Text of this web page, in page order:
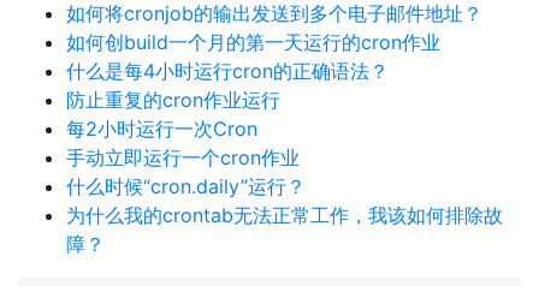
如何将cronjob的输出发送到多个电子邮件地址？
如何创build一个月的第一天运行的cron作业
什么是每4小时运行cron的正确语法？
防止重复的cron作业运行
每2小时运行一次Cron
手动立即运行一个cron作业
什么时候“cron.daily”运行？
为什么我的crontab无法正常工作，我该如何排除故
障？